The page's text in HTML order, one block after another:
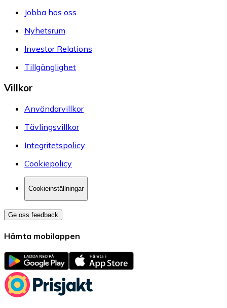
Jobba hos oss
Nyhetsrum
Investor Relations
Tillgänglighet
Villkor
Användarvillkor
Tävlingsvillkor
Integritetspolicy
Cookiepolicy
Cookieinställningar
Ge oss feedback
Hämta mobilappen